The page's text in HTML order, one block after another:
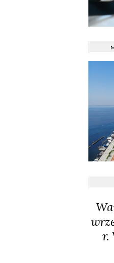
r.